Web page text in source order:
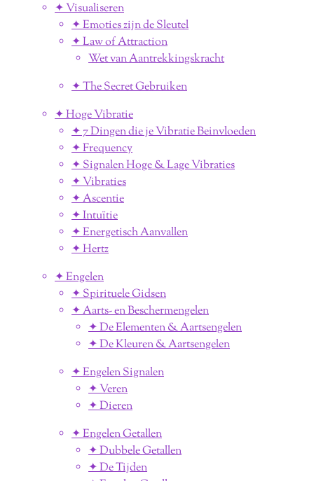
✦ Visualiseren
✦ Emoties zijn de Sleutel
✦ Law of Attraction
Wet van Aantrekkingskracht
✦ The Secret Gebruiken
✦ Hoge Vibratie
✦ 7 Dingen die je Vibratie Beinvloeden
✦ Frequency
✦ Signalen Hoge & Lage Vibraties
✦ Vibraties
✦ Ascentie
✦ Intuïtie
✦ Energetisch Aanvallen
✦ Hertz
✦ Engelen
✦ Spirituele Gidsen
✦ Aarts- en Beschermengelen
✦ De Elementen & Aartsengelen
✦ De Kleuren & Aartsengelen
✦ Engelen Signalen
✦ Veren
✦ Dieren
✦ Engelen Getallen
✦ Dubbele Getallen
✦ De Tijden